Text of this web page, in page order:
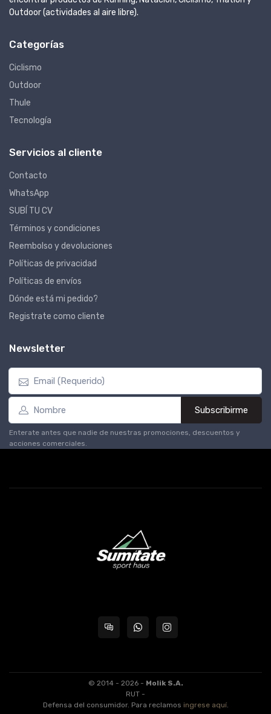
Outdoor (actividades al aire libre).
Categorías
Ciclismo
Outdoor
Thule
Tecnología
Servicios al cliente
Contacto
WhatsApp
SUBÍ TU CV
Términos y condiciones
Reembolso y devoluciones
Políticas de privacidad
Políticas de envíos
Dónde está mi pedido?
Registrate como cliente
Newsletter
Subscribirme
Enterate antes que nadie de nuestras promociones, descuentos y
acciones comerciales.
© 2014 - 2026 - Molik S.A.
RUT -
Defensa del consumidor. Para reclamos ingrese aquí.